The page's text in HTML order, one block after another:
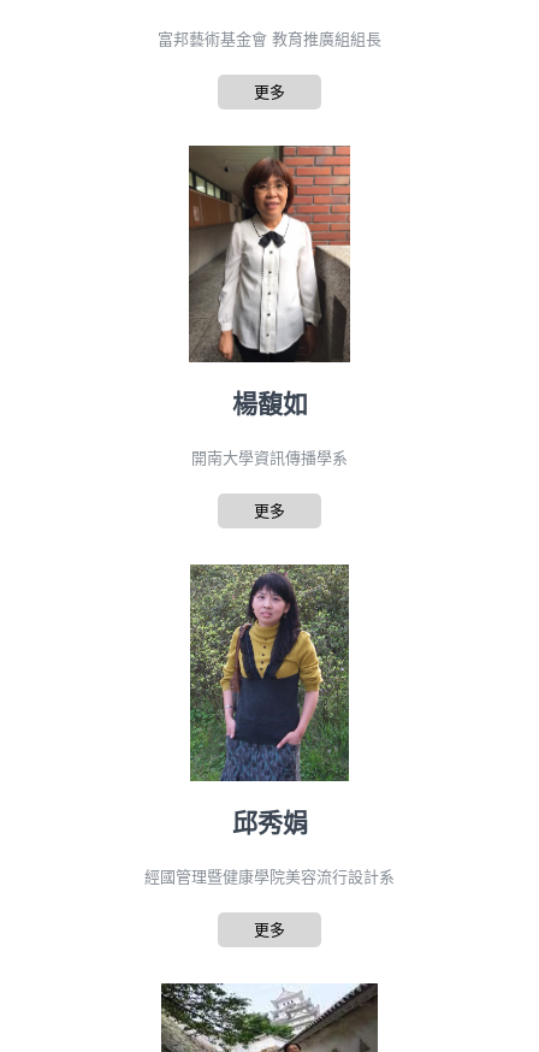
富邦藝術基金會 教育推廣組組長
更多
楊馥如
開南大學資訊傳播學系
更多
邱秀娟
經國管理暨健康學院美容流行設計系
更多